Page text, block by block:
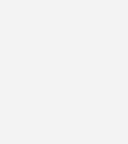
Setzen der
die Entwässerungsleitung ist
Abdichten von Bodenabläufen
bringt entweder der
bei gefliesten
Schultern verteilt. Für eine
die diese